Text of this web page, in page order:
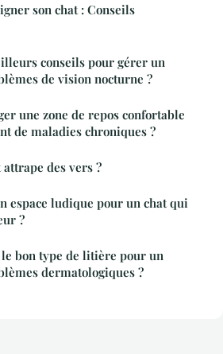
son chat : Conseils
conseils pour gérer un
de vision nocturne ?
une zone de repos confortable
de maladies chroniques ?
des vers ?
espace ludique pour un chat qui
?
bon type de litière pour un
dermatologiques ?